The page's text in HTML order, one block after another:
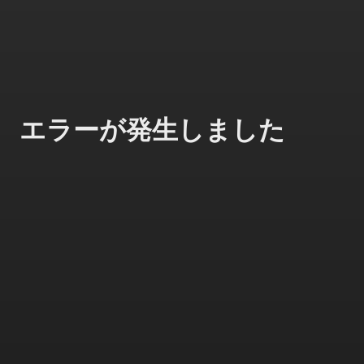
エラーが発生しました